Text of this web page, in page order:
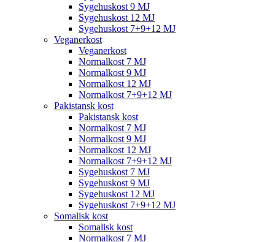
Sygehuskost 9 MJ
Sygehuskost 12 MJ
Sygehuskost 7+9+12 MJ
Veganerkost
Veganerkost
Normalkost 7 MJ
Normalkost 9 MJ
Normalkost 12 MJ
Normalkost 7+9+12 MJ
Pakistansk kost
Pakistansk kost
Normalkost 7 MJ
Normalkost 9 MJ
Normalkost 12 MJ
Normalkost 7+9+12 MJ
Sygehuskost 7 MJ
Sygehuskost 9 MJ
Sygehuskost 12 MJ
Sygehuskost 7+9+12 MJ
Somalisk kost
Somalisk kost
Normalkost 7 MJ